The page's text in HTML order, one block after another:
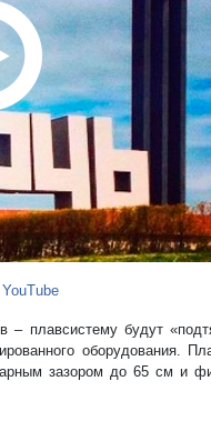
– плавсистему будут
оборудования.
зазором до 65 см и